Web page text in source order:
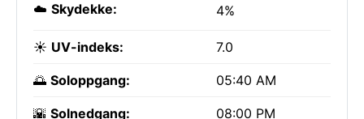
☁️ Skydekke: 4%
☀️ UV-indeks: 7.0
🌅 Soloppgang: 05:40 AM
🌇 Solnedgang: 08:00 PM